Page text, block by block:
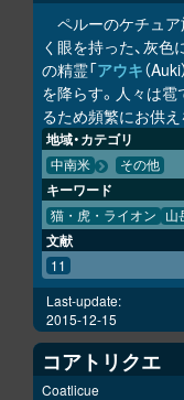
ペルーのケチュ
く眼を持った、灰
の精霊「アウキ（
を降らす。人々は
るため頻繁にお供え
地域・カテゴリ
中南米 その他
キーワード
猫・虎・ライオン 山
文献
11
Last-update:
2015-12-15
コアトリクエ
Coatlicue